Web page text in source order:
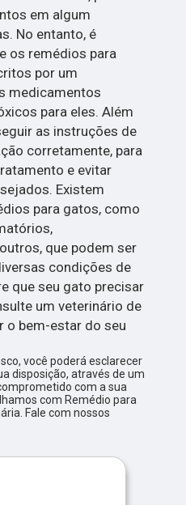
em algum
No entanto, é
os remédios para
por um
medicamentos
para eles. Além
as instruções de
corretamente, para
e evitar
Existem
para gatos, como
que podem ser
condições de
que seu gato precisar
um veterinário de
o bem-estar do seu
você poderá esclarecer
disposição, através de um
com a sua
com Remédio para
Fale com nossos